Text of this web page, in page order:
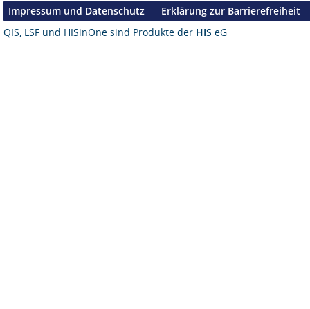
Impressum und Datenschutz
Erklärung zur Barrierefreiheit
QIS, LSF und HISinOne sind Produkte der HIS eG